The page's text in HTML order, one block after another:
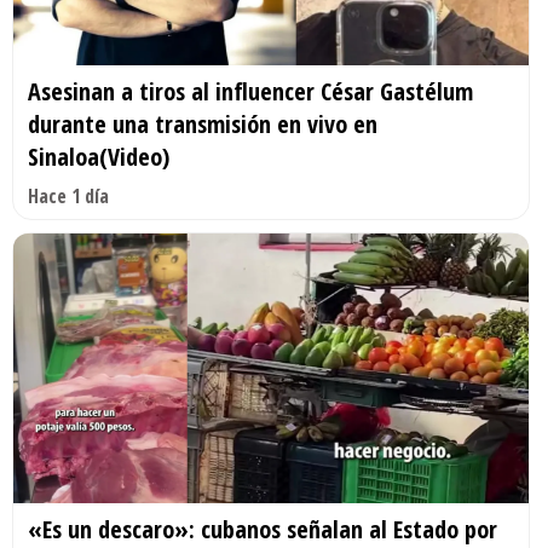
Asesinan a tiros al influencer César Gastélum
durante una transmisión en vivo en
Sinaloa(Video)
Hace 1 día
«Es un descaro»: cubanos señalan al Estado por